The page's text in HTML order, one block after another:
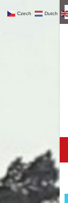
Czech Dutch